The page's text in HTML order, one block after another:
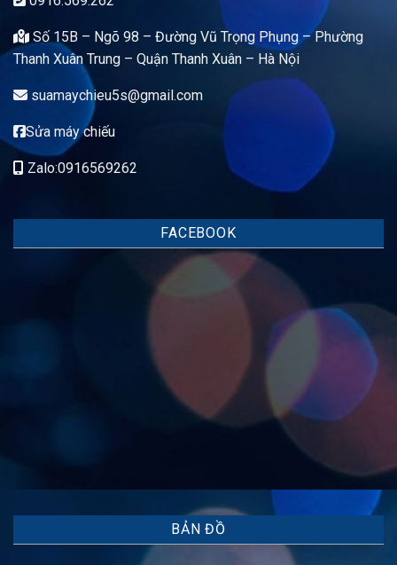
Số 15B – Ngõ 98 – Đường Vũ Trọng Phụng – Phường
Thanh Xuân Trung – Quận Thanh Xuân – Hà Nội
suamaychieu5s@gmail.com
Sửa máy chiếu
Zalo:0916569262
FACEBOOK
BẢN ĐỒ